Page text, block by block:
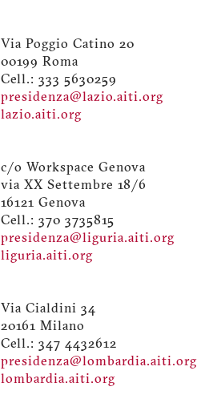
Via Poggio Catino 20
00199 Roma
Cell.: 333 5630259
presidenza@lazio.aiti.org
lazio.aiti.org
c/o Workspace Genova
via XX Settembre 18/6
16121 Genova
Cell.: 370 3735815
presidenza@liguria.aiti.org
liguria.aiti.org
Via Cialdini 34
20161 Milano
Cell.: 347 4432612
presidenza@lombardia.aiti.org
lombardia.aiti.org